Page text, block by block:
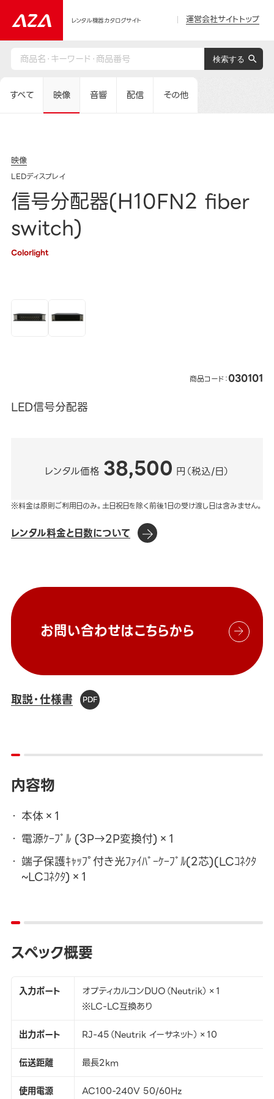
レンタル機器カタログサイト 運営会社サイトトップ
すべて 映像 音響 配信 その他
映像
LEDディスプレイ
信号分配器(H10FN2 fiber
switch)
Colorlight
商品コード：030101
LED信号分配器
レンタル価格 38,500 円（税込/日）
※料金は原則ご利用日のみ。土日祝日を除く前後1日の受け渡し日は含みません。
レンタル料金と日数について
お問い合わせはこちらから
取説・仕様書
内容物
本体×1
電源ｹｰﾌﾞﾙ (3P→2P変換付)×1
端子保護ｷｬｯﾌﾟ付き光ﾌｧｲﾊﾞｰｹｰﾌﾞﾙ(2芯)(LCｺﾈｸﾀ
~LCｺﾈｸﾀ)×1
スペック概要
入力ポート
オプティカルコンDUO（Neutrik）×1
※LC-LC互換あり
出力ポート
RJ-45（Neutrik イーサネット）×10
伝送距離
最長2km
使用電源
AC100-240V 50/60Hz